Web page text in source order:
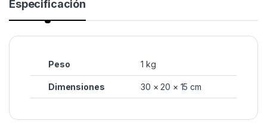
Especificación
Peso 1 kg
Dimensiones 30 × 20 × 15 cm